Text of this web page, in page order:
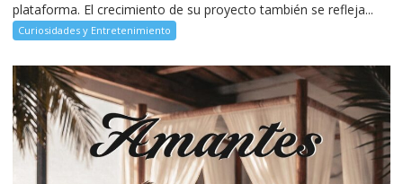
plataforma. El crecimiento de su proyecto también se refleja...
Curiosidades y Entretenimiento